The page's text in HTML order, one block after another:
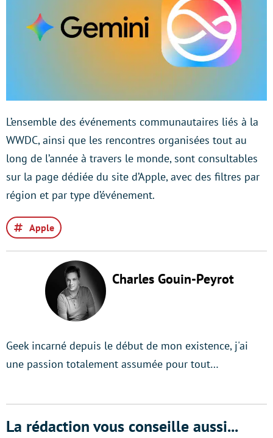
L’ensemble des événements communautaires liés à la
WWDC, ainsi que les rencontres organisées tout au
long de l’année à travers le monde, sont consultables
sur la page dédiée du site d’Apple, avec des filtres par
région et par type d’événement.
Apple
Charles Gouin-Peyrot
Geek incarné depuis le début de mon existence, j'ai
une passion totalement assumée pour tout…
La rédaction vous conseille aussi...